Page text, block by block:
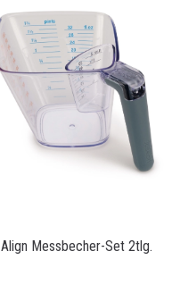
Align Messbecher-Set 2tlg.